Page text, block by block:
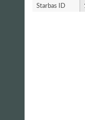
Starbas ID